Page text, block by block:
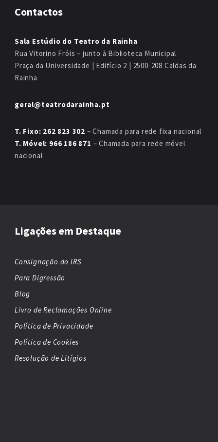
Contactos
Sala Estúdio do Teatro da Rainha
Rua Vitorino Fróis – junto à Biblioteca Municipal
Praça da Universidade | Edifício 2 | 2500-208 Caldas da
Rainha
geral@teatrodarainha.pt
T. Fixo: 262 823 302 – Chamada para rede fixa nacional
T. Móvel: 966 186 871 – Chamada para rede móvel
nacional
Ligações em Destaque
Consignação do IRS
Para Digressão
Blog
Livro de Reclamações Online
Política de Privacidade
Política de Cookies
Resolução de Litígios